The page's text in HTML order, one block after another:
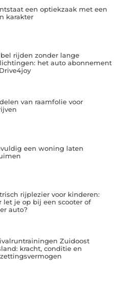
een optiekzaak met een
karakter
rijden zonder lange
het auto abonnement
van raamfolie voor
een woning laten
rijplezier voor kinderen:
let je op bij een scooter of
auto?
Zuidoost
kracht, conditie en